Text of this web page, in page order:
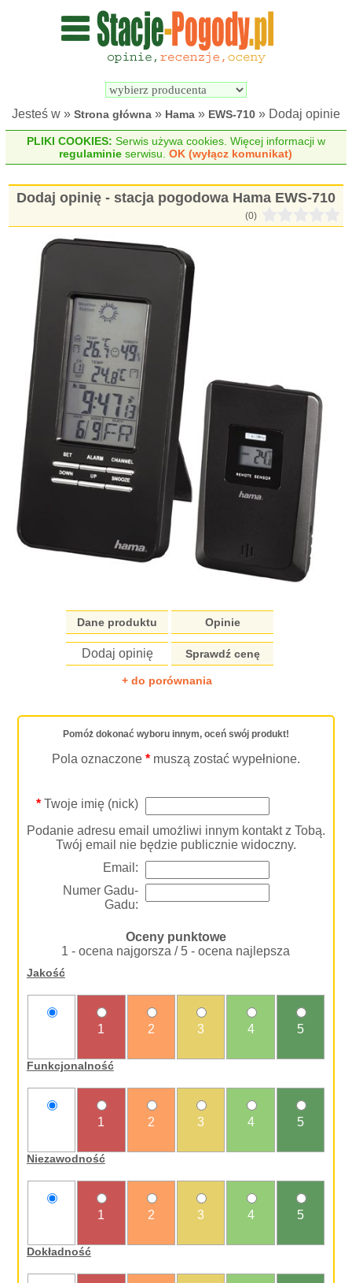
Wyszukiwarka
pogodowych
Jesteś w » Strona główna » Hama » EWS-710 » Dodaj opinie
PLIKI COOKIES: Serwis używa cookies. Więcej informacji w
regulaminie serwisu.OK (wyłącz komunikat)
Dodaj opinię - stacja pogodowa Hama EWS-710
(0)
Dane produktu Opinie
Dodaj opinię Sprawdź cenę
+ do porównania
Pomóż dokonać wyboru innym, oceń swój produkt!
Pola oznaczone * muszą zostać wypełnione.
*Twoje imię (nick)
Podanie adresu email umożliwi innym kontakt z Tobą.
Twój email nie będzie publicznie widoczny.
Email:
Numer Gadu-
Gadu:
Oceny punktowe
1 - ocena najgorsza / 5 - ocena najlepsza
Jakość
1 2 3 4 5
Funkcjonalność
1 2 3 4 5
Niezawodność
1 2 3 4 5
Dokładność